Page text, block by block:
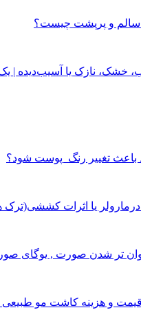
سالم و پرپشت چیست؟
خشک، نازک یا آسیب‌دیده |
باعث تغییر رنگ ‍ پوست شود؟
یا اثرات
و هزینه کاشت مو طبیعی